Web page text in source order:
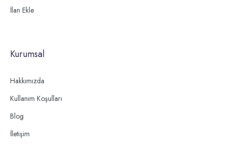
İlan Ekle
Kurumsal
Hakkımızda
Kullanım Koşulları
Blog
İletişim